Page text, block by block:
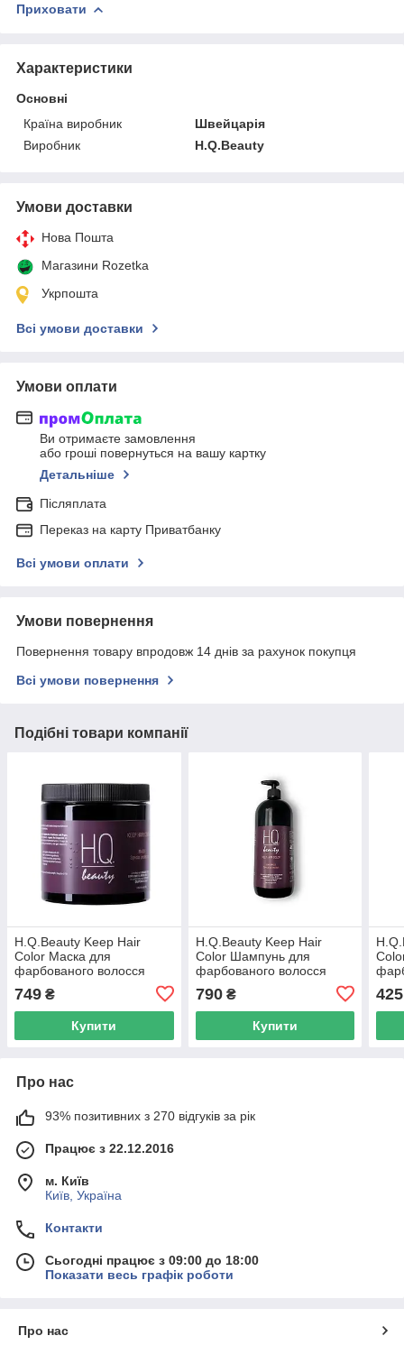
Приховати
Характеристики
Основні
Країна виробник
Швейцарія
Виробник
H.Q.Beauty
Умови доставки
Нова Пошта
Магазини Rozetka
Укрпошта
Всі умови доставки
Умови оплати
Ви отримаєте замовлення
або гроші повернуться на вашу картку
Детальніше
Післяплата
Переказ на карту Приватбанку
Всі умови оплати
Умови повернення
Повернення товару впродовж 14 днів за рахунок покупця
Всі умови повернення
Подібні товари компанії
H.Q.Beauty Keep Hair
Color Маска для
фарбованого волосся
749 ₴
Купити
H.Q.Beauty Keep Hair
Color Шампунь для
фарбованого волосся
790₴
Купити
425
Про нас
93% позитивних з 270 відгуків за рік
Працює з 22.12.2016
м. Київ
Київ, Україна
Контакти
Сьогодні працює з 09:00 до 18:00
Показати весь графік роботи
Про нас